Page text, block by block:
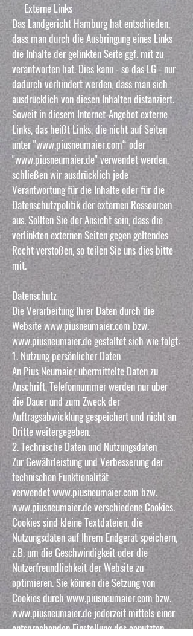
Externe Links
Das Landgericht Hamburg hat entschieden,
dass man durch die Ausbringung eines Links
die Inhalte der gelinkten Seite ggf. mit zu
verantworten hat. Dies kann - so das LG - nur
dadurch verhindert werden, dass man sich
ausdrücklich von diesen Inhalten distanziert.
Soweit in diesem Internet-Angebot externe
Links, das heißt Links, die nicht auf Seiten
unter "www.piusneumaier.com“ oder
"www.piusneumaier.de" verwendet werden,
schließen wir ausdrücklich jede
Verantwortung für die Inhalte oder für die
Datenschutzpolitik der externen Ressourcen
aus. Sollten Sie der Ansicht sein, dass die
verlinkten externen Seiten gegen geltendes
Recht verstoßen, so teilen Sie uns dies bitte
mit.
Datenschutz
Die Verarbeitung Ihrer Daten durch die
Website www.piusneumaier.com bzw.
www.piusneumaier.de gestaltet sich wie folgt:
1. Nutzung persönlicher Daten
An Pius Neumaier übermittelte Daten zu
Anschrift, Telefonnummer werden nur über
die Dauer und zum Zweck der
Auftragsabwicklung gespeichert und nicht an
Dritte weitergegeben.
2. Technische Daten und Nutzungsdaten
Zur Gewährleistung und Verbesserung der
technischen Funktionalität
verwendet www.piusneumaier.com bzw.
www.piusneumaier.de verschiedene Cookies.
Cookies sind kleine Textdateien, die
Nutzungsdaten auf Ihrem Endgerät speichern,
z.B. um die Geschwindigkeit oder die
Nutzerfreundlichkeit der Website zu
optimieren. Sie können die Setzung von
Cookies durch www.piusneumaier.com bzw.
www.piusneumaier.de jederzeit mittels einer
entsprechenden Einstellung des genutzten